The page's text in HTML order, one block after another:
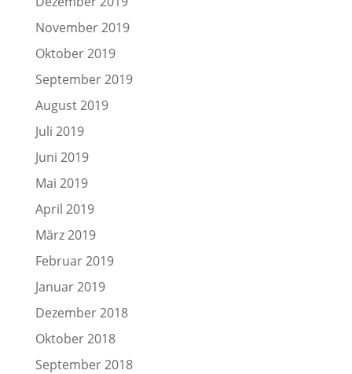
November 2019
Oktober 2019
September 2019
August 2019
Juli 2019
Juni 2019
Mai 2019
April 2019
März 2019
Februar 2019
Januar 2019
Dezember 2018
Oktober 2018
September 2018